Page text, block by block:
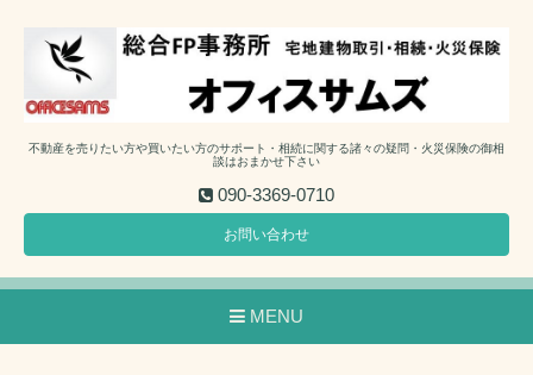
不動産を売りたい方や買いたい方のサポート・相続に関する諸々の疑問・火災保険の御相
談はおまかせ下さい
090-3369-0710
お問い合わせ
MENU